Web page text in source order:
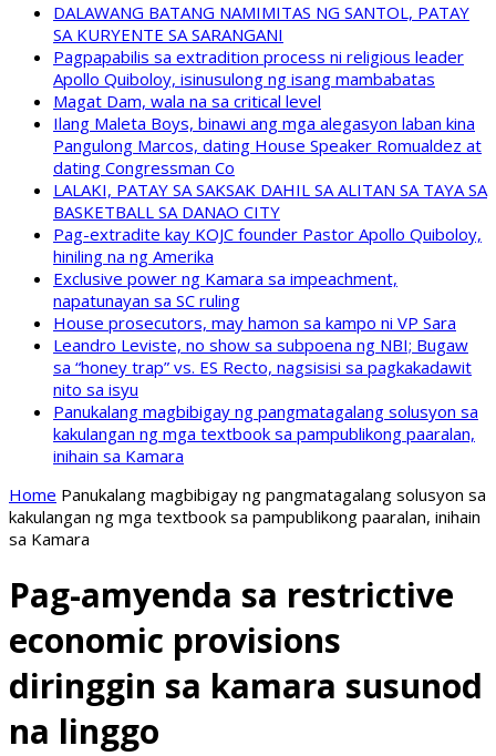
DALAWANG BATANG NAMIMITAS NG SANTOL, PATAY
SA KURYENTE SA SARANGANI
Pagpapabilis sa extradition process ni religious leader
Apollo Quiboloy, isinusulong ng isang mambabatas
Magat Dam, wala na sa critical level
Ilang Maleta Boys, binawi ang mga alegasyon laban kina
Pangulong Marcos, dating House Speaker Romualdez at
dating Congressman Co
LALAKI, PATAY SA SAKSAK DAHIL SA ALITAN SA TAYA SA
BASKETBALL SA DANAO CITY
Pag-extradite kay KOJC founder Pastor Apollo Quiboloy,
hiniling na ng Amerika
Exclusive power ng Kamara sa impeachment,
napatunayan sa SC ruling
House prosecutors, may hamon sa kampo ni VP Sara
Leandro Leviste, no show sa subpoena ng NBI; Bugaw
sa “honey trap” vs. ES Recto, nagsisisi sa pagkakadawit
nito sa isyu
Panukalang magbibigay ng pangmatagalang solusyon sa
kakulangan ng mga textbook sa pampublikong paaralan,
inihain sa Kamara
Home Panukalang magbibigay ng pangmatagalang solusyon sa
kakulangan ng mga textbook sa pampublikong paaralan, inihain
sa Kamara
Pag-amyenda sa restrictive
economic provisions
diringgin sa kamara susunod
na linggo